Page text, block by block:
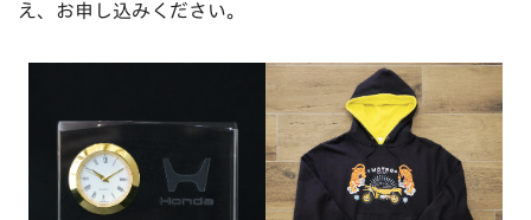
え、お申し込みください。